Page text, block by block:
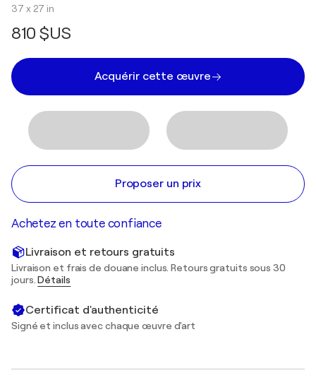
37 x 27 in
810 $US
Acquérir cette œuvre
Proposer un prix
Achetez en toute confiance
Livraison et retours gratuits
Livraison et frais de douane inclus. Retours gratuits sous 30
jours.Détails
Certificat d'authenticité
Signé et inclus avec chaque œuvre d'art